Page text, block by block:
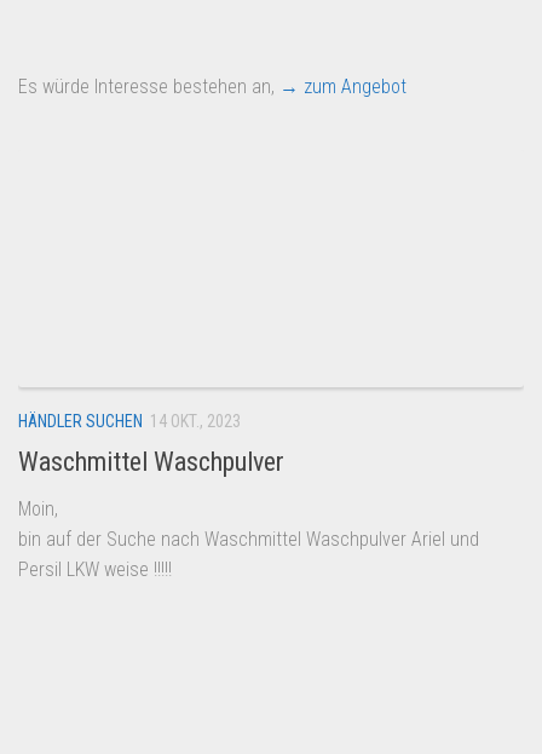
Es würde Interesse bestehen an, → zum Angebot
HÄNDLER SUCHEN 14 OKT., 2023
Waschmittel Waschpulver
Moin,
bin auf der Suche nach Waschmittel Waschpulver Ariel und
Persil LKW weise !!!!!